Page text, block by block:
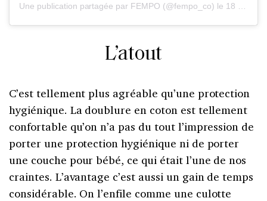
Une publication partagée par FEMPO (@fempo_co) le 18 Déc. 2019 à 9 :30 PST
L’atout
C’est tellement plus agréable qu’une protection
hygiénique. La doublure en coton est tellement
confortable qu’on n’a pas du tout l’impression de
porter une protection hygiénique ni de porter
une couche pour bébé, ce qui était l’une de nos
craintes. L’avantage c’est aussi un gain de temps
considérable. On l’enfile comme une culotte